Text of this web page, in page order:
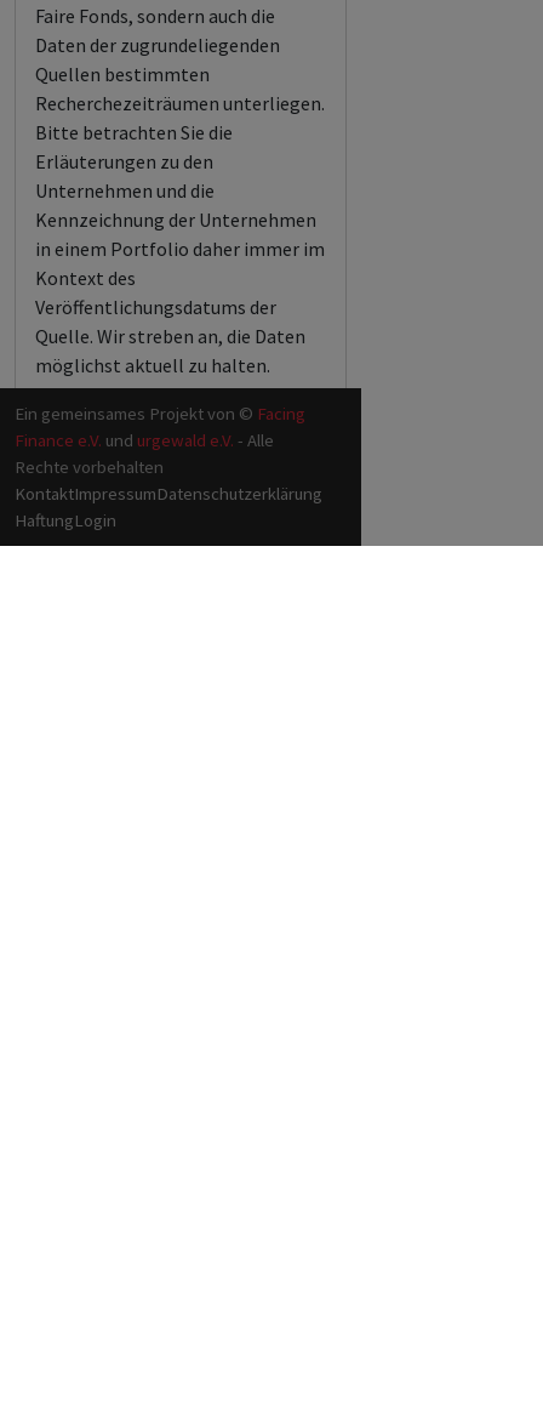
Faire Fonds, sondern auch die
Daten der zugrundeliegenden
Quellen bestimmten
Recherchezeiträumen unterliegen.
Bitte betrachten Sie die
Erläuterungen zu den
Unternehmen und die
Kennzeichnung der Unternehmen
in einem Portfolio daher immer im
Kontext des
Veröffentlichungsdatums der
Quelle. Wir streben an, die Daten
möglichst aktuell zu halten.
Ein gemeinsames Projekt von © Facing
Finance e.V. und urgewald e.V. - Alle
Rechte vorbehalten
KontaktImpressumDatenschutzerklärung
HaftungLogin